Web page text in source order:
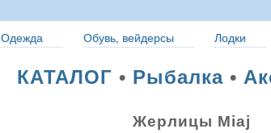
Одежда Обувь, вейдерсы Лодки
КАТАЛОГ • Рыбалка•
Жерлицы Miaj